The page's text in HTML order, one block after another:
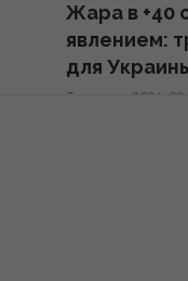
06:48 четверг, 06
Жара в +40
явлением:
для
3 августа 2026,